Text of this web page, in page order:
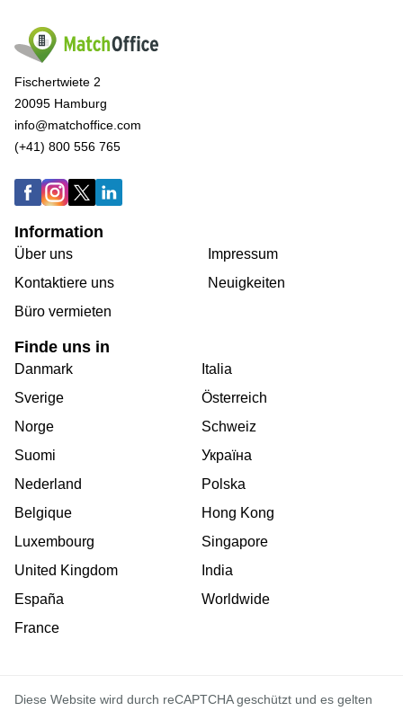
Fischertwiete 2
20095 Hamburg
info@matchoffice.com
(+41) 800 556 765
Information
Über uns
Kontaktiere uns
Büro vermieten
Impressum
Neuigkeiten
Finde uns in
Danmark
Sverige
Norge
Suomi
Nederland
Belgique
Luxembourg
United Kingdom
España
France
Italia
Österreich
Schweiz
Україна
Polska
Hong Kong
Singapore
India
Worldwide
Diese Website wird durch reCAPTCHA geschützt und es gelten